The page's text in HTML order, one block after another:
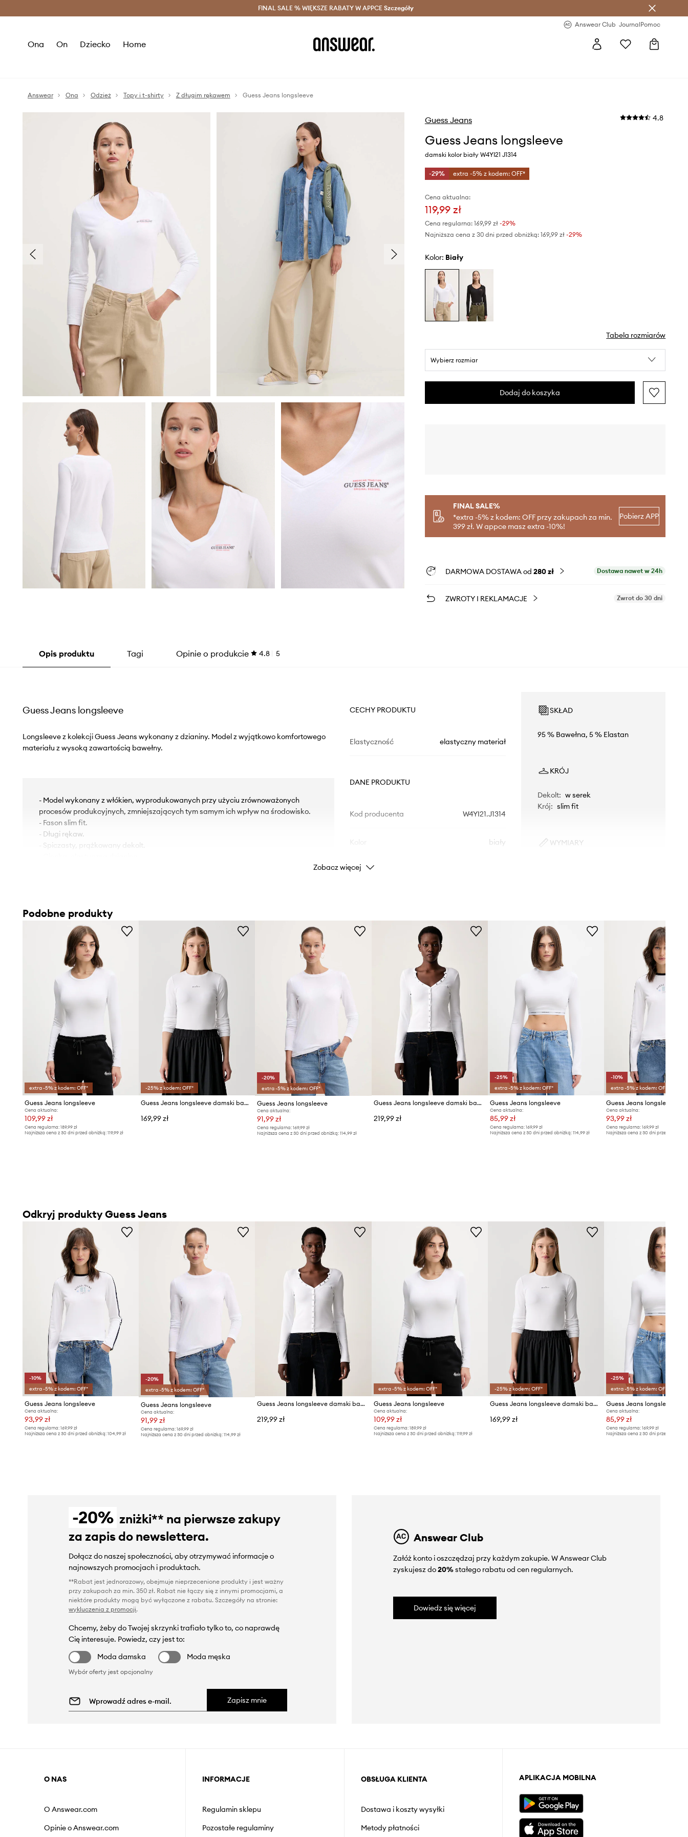
Oszczędzaj z Answear Club > Dostawa nawet w 24h >
FINAL SALE % WIĘKSZE RABATY W APPCE Szczegóły
Answear Club JournalPomoc
Ona On Dziecko Home
Answear Ona Odzież Topy i t-shirty Z długim rękawem Guess Jeans longsleeve
Guess Jeans 4.8
Guess Jeans longsleeve
damski kolor biały W4YI21 J1314
-29% extra -5% z kodem: OFF*
Cena aktualna:
119,99 zł
Cena regularna: 169,99 zł-29%
Najniższa cena z 30 dni przed obniżką: 169,99 zł -29%
Kolor: biały
Tabela rozmiarów
Wybierz rozmiar
Dodaj do koszyka
FINAL SALE%
*extra -5% z kodem: OFF przy zakupach za min.
399 zł. W appce masz extra -10%!
Pobierz APP
DARMOWA DOSTAWA od 280 zł Dostawa nawet w 24h
ZWROTY I REKLAMACJE Zwrot do 30 dni
Opis produktu Tagi Opinie o produkcie 4.8 5
Guess Jeans longsleeve
Longsleeve z kolekcji Guess Jeans wykonany z dzianiny. Model z wyjątkowo komfortowego
materiału z wysoką zawartością bawełny.
- Model wykonany z włókien, wyprodukowanych przy użyciu zrównoważonych
procesów produkcyjnych, zmniejszających tym samym ich wpływ na środowisko.
- Fason slim fit.
- Długi rękaw.
- Spiczasty, prążkowany dekolt.
CECHY PRODUKTU
Elastyczność elastyczny materiał
DANE PRODUKTU
Kod producenta W4YI21.J1314
biały
Marka
ID Produktu
SKŁAD
95 % Bawełna, 5 % Elastan
KRÓJ
Dekolt: w serek
Krój: slim fit
WYMIARY
Zobacz więcej
Podobne produkty
extra -5% z kodem: OFF*
Guess Jeans longsleeve
Cena aktualna:
109,99 zł
Cena regularna: 189,99 zł
Najniższa cena z 30 dni przed obniżką: 119,99 zł
-25% z kodem: OFF*
Guess Jeans longsleeve damski bawełniany z elastanem
169,99 zł
-20%
extra -5% z kodem: OFF*
Guess Jeans longsleeve
Cena aktualna:
91,99 zł
Cena regularna: 169,99 zł
Najniższa cena z 30 dni przed obniżką: 114,99 zł
Guess Jeans longsleeve damski bawełniany z elastanem
219,99 zł
-25%
extra -5% z kodem: OFF*
Guess Jeans longsleeve
Cena aktualna:
85,99 zł
Cena regularna:169,99 zł
Najniższa cena z 30 dni przed obniżką:114,99 zł
-10%
extra -5% z kodem: OFF*
Guess Jeans longsleeve
Cena aktualna:
93,99 zł
Cena regularna: 169,99 zł
Najniższa cena z 30 dni przed obniżką:
Odkryj produkty Guess Jeans
-10%
extra -5% z kodem: OFF*
Guess Jeans longsleeve
Cena aktualna:
93,99 zł
Cena regularna: 169,99 zł
Najniższa cena z 30 dni przed obniżką: 104,99 zł
-20%
extra -5% z kodem: OFF*
Guess Jeans longsleeve
Cena aktualna:
91,99 zł
Cena regularna:169,99 zł
Najniższa cena z 30 dni przed obniżką:114,99 zł
Guess Jeans longsleeve damski bawełniany z elastanem
219,99 zł
extra -5% z kodem: OFF*
Guess Jeans longsleeve
Cena aktualna:
109,99 zł
Cena regularna: 189,99 zł
Najniższa cena z 30 dni przed obniżką: 119,99 zł
-25% z kodem: OFF*
Guess Jeans longsleeve damski bawełniany z elastanem
169,99 zł
-25%
extra -5% z kodem: OFF*
Guess Jeans longsleeve
Cena aktualna:
85,99 zł
Cena regularna: 169,99 zł
Najniższa cena z 30 dni przed obniżką:
-20% zniżki** na pierwsze zakupy
za zapis do newslettera.
Dołącz do naszej społeczności, aby otrzymywać informacje o
najnowszych promocjach i produktach.
**Rabat jest jednorazowy, obejmuje nieprzecenione produkty i jest ważny
przy zakupach za min. 350 zł. Rabat nie łączy się z innymi promocjami, a
niektóre produkty mogą być wyłączone z rabatu. Szczegóły na stronie:
wykluczenia z promocji.
Chcemy, żeby do Twojej skrzynki trafiało tylko to, co naprawdę
Cię interesuje. Powiedz, czy jest to:
Moda damska
Moda męska
Wybór oferty jest opcjonalny
Zapisz mnie
Answear Club
Załóż konto i oszczędzaj przy każdym zakupie. W Answear Club
zyskujesz do20%stałego rabatu od cen regularnych.
Dowiedz się więcej
O NAS
O Answear.com
Opinie o Answear.com
INFORMACJE
Regulamin sklepu
Pozostałe regulaminy
OBSŁUGA KLIENTA
Dostawa i koszty wysyłki
Metody płatności
APLIKACJA MOBILNA